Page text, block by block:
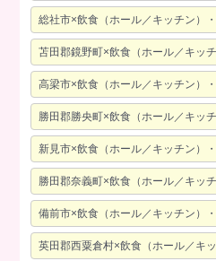
総社市×飲食（ホール／キッチン）
苫田郡鏡野町×飲食（ホール／キッ
高梁市×飲食（ホール／キッチン）
勝田郡勝央町×飲食（ホール／キッ
新見市×飲食（ホール／キッチン）
勝田郡奈義町×飲食（ホール／キッ
備前市×飲食（ホール／キッチン）
英田郡西粟倉村×飲食（ホール／キ